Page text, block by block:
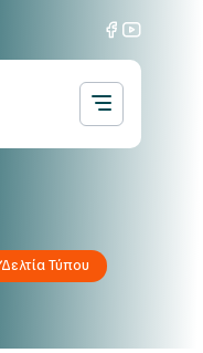
Δελτία Τύπου